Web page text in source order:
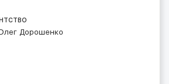
Дорошенко